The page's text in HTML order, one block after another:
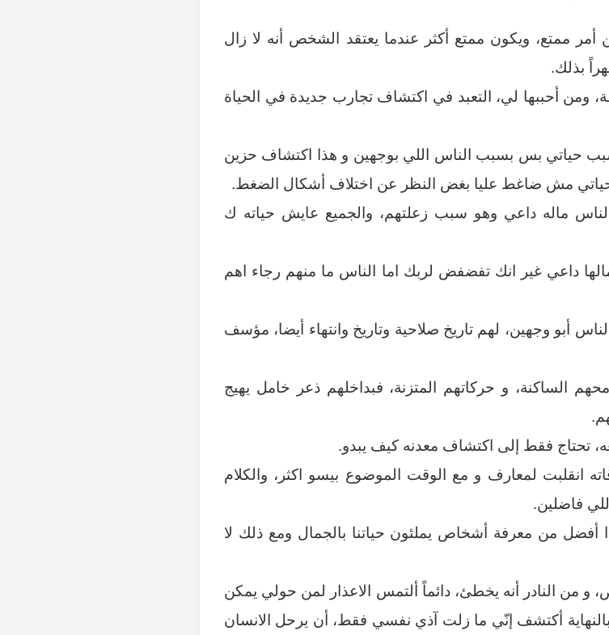
ممتع، ويكون ممتع أكثر عندما يعتقد الشخص أنه لا زال
بذلك.
ومن أحببها لي، التعبد في اكتشاف تجارب جديدة في الحياة
حياتي بس بسبب الناس اللي بوجهين و هذا اكتشاف حزين
حياتي مش ضاغط عليا بغض النظر عن اختلاف أشكال الضغط.
ماله داعي وهو سبب زعلتهم، والجميع عايش حياته ك
داعي غير انك تفضفض لربك اما الناس ما منهم رجاء اهم
وجهين، لهم تاريخ صلاحية وتاريخ وانتهاء أيضا، مؤسف
الساكنة، و حركاتهم المتزنة، فبداخلهم ذعر خامل يهيج
تحتاج فقط إلى اكتشاف معدنه كيف يبدو.
انقلبت لمعارف و مع الوقت الموضوع بيسو اكثر، والكلام
فاضلين.
أفضل من معرفة أشخاص يملئون حياتنا بالجمال ومع ذلك لا
و من النادر أنه يخطئ، دائماً ألتمس الاعذار لمن حولي يمكن
أكتشف إنّي ما زلت آذي نفسي فقط، أن يرحل الانسان